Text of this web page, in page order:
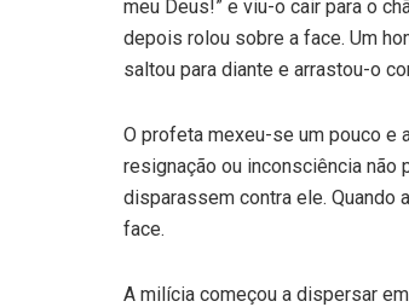
meu Deus!” e viu-o cair para o
depois rolou sobre a face. Um
saltou para diante e arrastou-o
O profeta mexeu-se um pouco e
resignação ou inconsciência não
disparassem contra ele. Quando
face.
A milícia começou a dispersar